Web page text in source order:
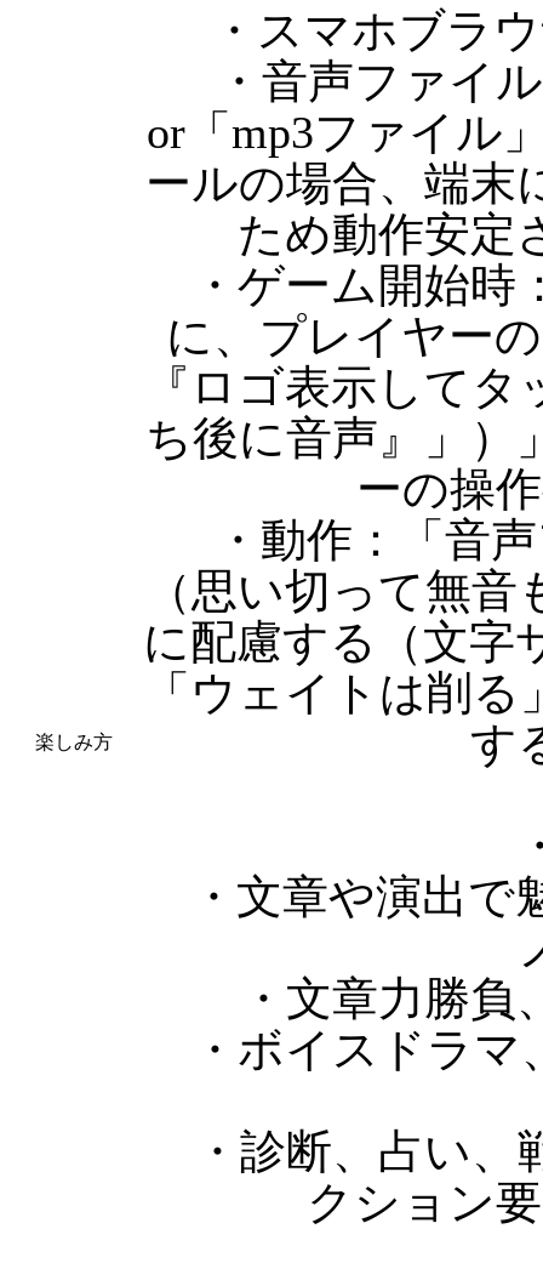
楽しみ方
・スマホブラ
・音声ファイル
or「mp3ファイル
ールの場合、端末
ため動作安定
・ゲーム開始時
に、プレイヤー
『ロゴ表示して
ち後に音声』」）
ーの操
・動作：「音
（思い切って無
に配慮する（文字
「ウェイトは削
す
・文章や演出で
・文章力勝負
・ボイスドラマ
・診断、占い、
クション